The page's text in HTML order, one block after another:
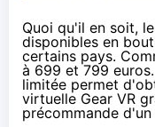
Quoi qu'il en soit,
disponibles en
certains pays.
à 699 et 799
limitée permet
virtuelle Gear VR
précommande